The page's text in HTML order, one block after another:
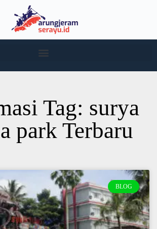
Tag: surya
park Terbaru
BLOG